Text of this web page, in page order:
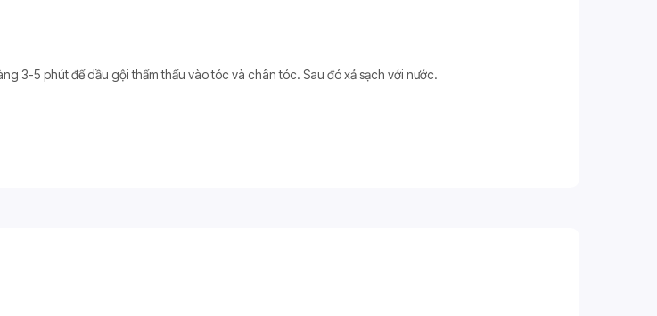
3-5 phút để dầu gội thẩm thấu vào tóc và chân tóc. Sau đó xả sạch với nước.